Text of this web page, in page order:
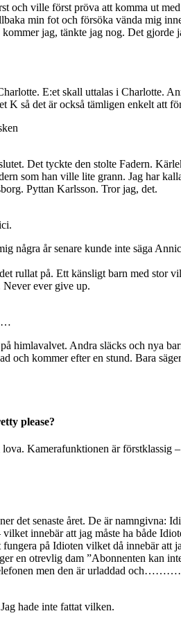
och ville först pröva att komma ut
min fot och försöka vända mig
jag, tänkte jag nog. Det gjorde
E:et skall uttalas i Charlotte.
K så det är också tämligen enkelt att
Det tyckte den stolte Fadern.
som han ville lite grann. Jag har
Pyttan Karlsson. Tror jag, det.
några år senare kunde inte säga
rullat på. Ett känsligt barn med stor
ever give up.
himlavalvet. Andra släcks och nya
och kommer efter en stund. Bara
please?
Kamerafunktionen är
det senaste året. De är namngivna:
vilket innebär att jag måste ha
på Idioten vilket då innebär att
en otrevlig dam ”Abonnenten kan
men den är urladdad
hade inte fattat vilken.